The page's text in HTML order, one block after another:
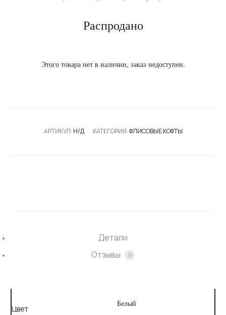
Распродано
Этого товара нет в наличии, заказ недоступен.
АРТИКУЛ: Н/Д КАТЕГОРИЯ:ФЛИСОВЫЕ КОФТЫ
Детали
Отзывы
0
Цвет
Белый